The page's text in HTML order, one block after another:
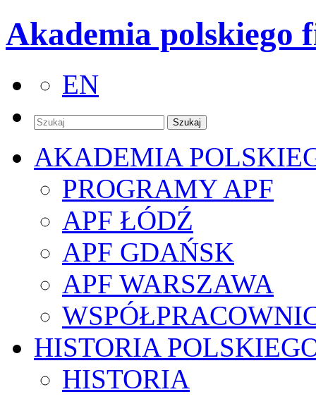
Akademia polskiego
EN
AKADEMIA
PROGRAMY APF
APF ŁÓDŹ
APF GDAŃSK
APF WARSZAWA
HISTORIA
HISTORIA